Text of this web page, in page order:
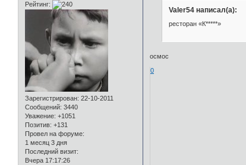
Рейтинг:
Зарегистрирован: 22-10-2011
Сообщений: 3440
Уважение: +1051
Позитив: +131
Провел на форуме:
1 месяц 3 дня
Последний визит:
Вчера 17:17:26
Valer54 написал(а):
ресторан «К*****»
осмос
0